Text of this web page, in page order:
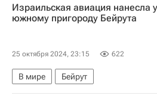
СКА (Санкт-Петербург)
ХК
Израильская авиация нанесла
южному пригороду Бейрута
25 октября 2024, 23:15 622
В мире
Бейрут